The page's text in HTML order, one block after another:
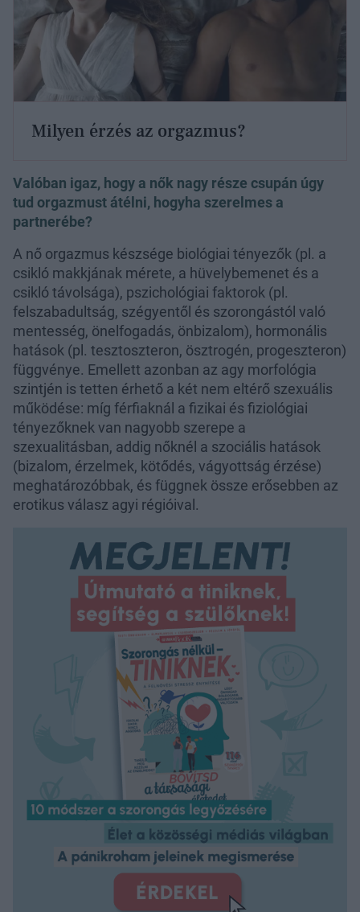
Milyen érzés az orgazmus?
Valóban igaz, hogy a nők nagy része csupán úgy
tud orgazmust átélni, hogyha szerelmes a
partnerébe?
A nő orgazmus készsége biológiai tényezők (pl. a
csikló makkjának mérete, a hüvelybemenet és a
csikló távolsága), pszichológiai faktorok (pl.
felszabadultság, szégyentől és szorongástól való
mentesség, önelfogadás, önbizalom), hormonális
hatások (pl. tesztoszteron, ösztrogén, progeszteron)
függvénye. Emellett azonban az agy morfológia
szintjén is tetten érhető a két nem eltérő szexuális
működése: míg férfiaknál a fizikai és fiziológiai
tényezőknek van nagyobb szerepe a
szexualitásban, addig nőknél a szociális hatások
(bizalom, érzelmek, kötődés, vágyottság érzése)
meghatározóbbak, és függnek össze erősebben az
erotikus válasz agyi régióival.